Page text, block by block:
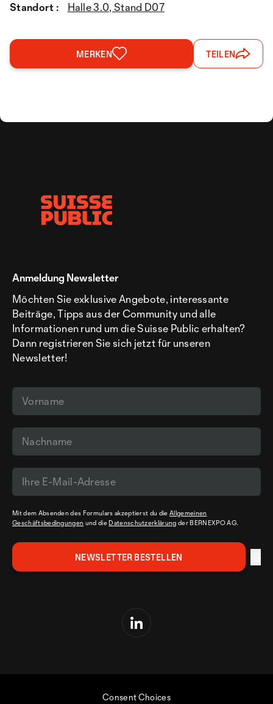
Standort :
Halle 3.0, Stand D07
MERKEN TEILEN
Anmeldung Newsletter
Möchten Sie exklusive Angebote, interessante
Beiträge, Tipps aus der Community und alle
Informationen rund um die Suisse Public erhalten?
Dann registrieren Sie sich jetzt für unseren
Newsletter!
Mit dem Absenden des Formulars akzeptierst du dieAllgemeinen
Geschäftsbedingungen und die Datenschutzerklärung der BERNEXPO AG.
Consent Choices